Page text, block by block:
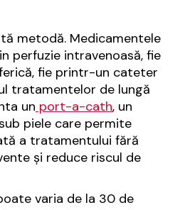
metodă. Medicamentele
perfuzie intravenoasă, fie
fie printr-un cateter
tratamentelor de lungă
un port-a-cath, un
piele care permite
a tratamentului fără
și reduce riscul de
varia de la 30 de